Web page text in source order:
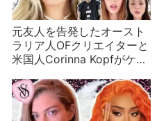
元友人を告発したオースト
ラリア人OFクリエイターと
米国人Corinna Kopfがケン